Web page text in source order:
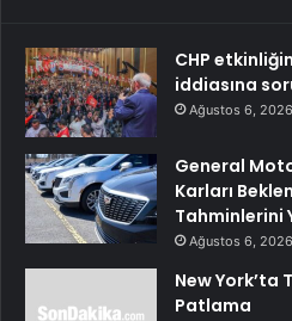
CHP
iddiasına
Ağustos 6, 2026
General
Karları
Tahminlerini
Ağustos 6, 2026
New York’ta
Patlama